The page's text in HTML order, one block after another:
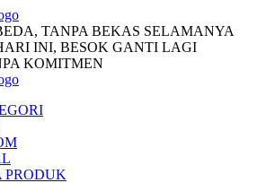
TANPA BEKAS SELAMANYA
INI, BESOK GANTI LAGI
KOMITMEN
PRODUK